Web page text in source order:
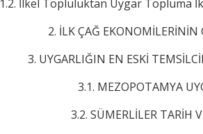
1.2. İlkel Topluluktan Uygar Topluma
2. İLK ÇAĞ EKONOMİLERİNİN
3. UYGARLIĞIN EN ESKİ
3.1. MEZOPOTAMYA
3.2. SÜMERLİLER TARİH VE